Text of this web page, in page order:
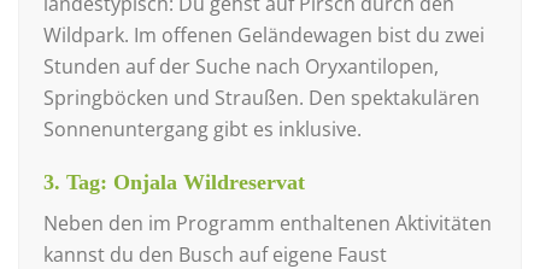
Wildpark. Im offenen Geländewagen bist du zwei
Stunden auf der Suche nach Oryxantilopen,
Springböcken und Straußen. Den spektakulären
Sonnenuntergang gibt es inklusive.
3. Tag: Onjala Wildreservat
Neben den im Programm enthaltenen Aktivitäten
kannst du den Busch auf eigene Faust